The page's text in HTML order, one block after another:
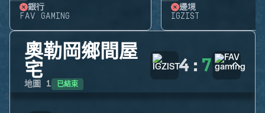
銀行
FAV GAMING
邊境
IGZIST
奧勒岡鄉間屋
宅
地圖 1 已結束
4 : 7